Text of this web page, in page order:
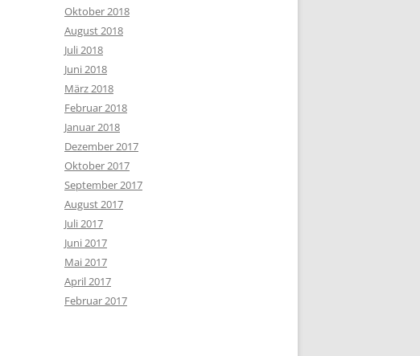
Oktober 2018
August 2018
Juli 2018
Juni 2018
März 2018
Februar 2018
Januar 2018
Dezember 2017
Oktober 2017
September 2017
August 2017
Juli 2017
Juni 2017
Mai 2017
April 2017
Februar 2017